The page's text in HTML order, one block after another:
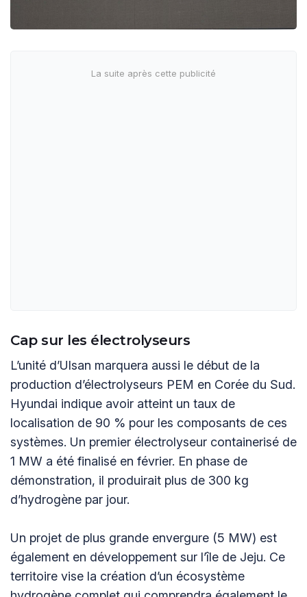
Cap sur les électrolyseurs
L’unité d’Ulsan marquera aussi le début de la
production d’électrolyseurs PEM en Corée du Sud.
Hyundai indique avoir atteint un taux de
localisation de 90 % pour les composants de ces
systèmes. Un premier électrolyseur containerisé de
1 MW a été finalisé en février. En phase de
démonstration, il produirait plus de 300 kg
d’hydrogène par jour.
Un projet de plus grande envergure (5 MW) est
également en développement sur l’île de Jeju. Ce
territoire vise la création d’un écosystème